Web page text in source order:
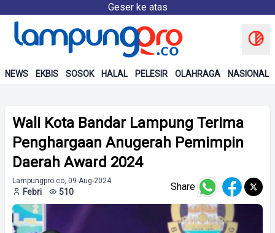
Geser ke atas
NEWS EKBIS SOSOK HALAL PELESIR OLAHRAGA NASIONAL
Wali Kota Bandar Lampung Terima
Penghargaan Anugerah Pemimpin
Daerah Award 2024
Lampungpro.co, 09-Aug-2024
Febri 510 Share